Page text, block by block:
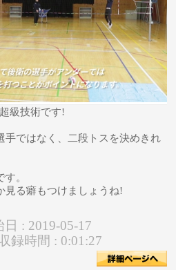
級技術です!
手ではなく、二段トスを決めきれ
。
見る癖もつけましょうね!
日 : 2019-05-17
録時間 : 0:01:27